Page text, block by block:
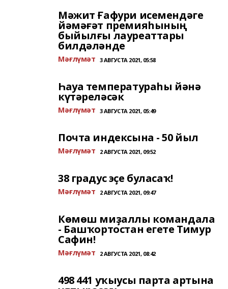
Мәжит Ғафури исемендәге
йәмәғәт премияһының
быйылғы лауреаттары
билдәләнде
Мәғлүмәт 3 АВГУСТА 2021, 05:58
Һауа температураһы йәнә
күтәреләсәк
Мәғлүмәт 3 АВГУСТА 2021, 05:49
Почта индексына - 50 йыл
Мәғлүмәт 2 АВГУСТА 2021, 09:52
38 градус эҫе буласаҡ!
Мәғлүмәт 2 АВГУСТА 2021, 09:47
Көмөш миҙаллы командала
- Башҡортостан егете Тимур
Сафин!
Мәғлүмәт 2 АВГУСТА 2021, 08:42
498 441 уҡыусы парта артына